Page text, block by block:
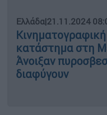
Ελλάδα|21.11.2024
κατάστημα στη
Άνοιξαν
διαφύγουν